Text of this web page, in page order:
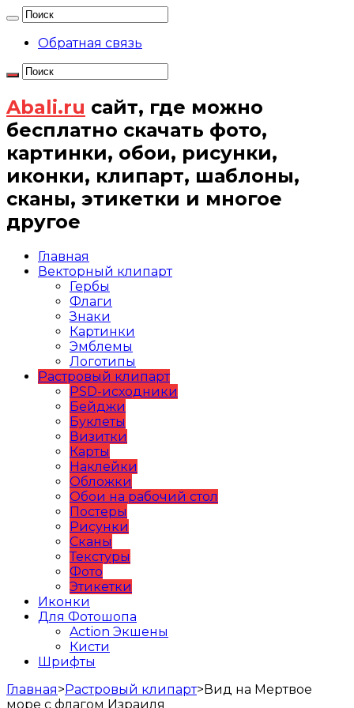
Обратная связь
Abali.ru сайт, где можно
бесплатно скачать фото,
картинки, обои, рисунки,
иконки, клипарт, шаблоны,
сканы, этикетки и многое
другое
Главная
Векторный клипарт
Гербы
Флаги
Знаки
Картинки
Эмблемы
Логотипы
Растровый клипарт
PSD-исходники
Бейджи
Буклеты
Визитки
Карты
Наклейки
Обложки
Обои на рабочий стол
Постеры
Рисунки
Сканы
Текстуры
Фото
Этикетки
Иконки
Для Фотошопа
Action Экшены
Кисти
Шрифты
Главная>Растровый клипарт>Вид на Мертвое
море с флагом Израиля